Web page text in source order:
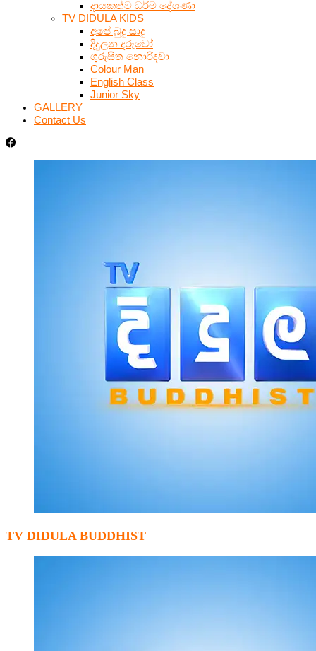
දායකත්ව ධර්ම දේශණා
TV DIDULA KIDS
අපේ බුදු සාදු
දිදුලන දරුවෝ
ගුරුසිත නොරිදවා
Colour Man
English Class
Junior Sky
GALLERY
Contact Us
TV DIDULA BUDDHIST